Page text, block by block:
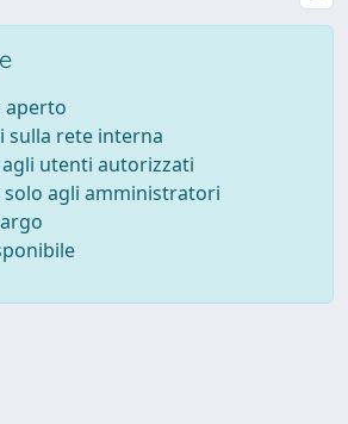
aperto
sulla rete interna
utenti autorizzati
agli amministratori